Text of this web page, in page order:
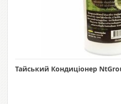
Тайський Кондиціонер